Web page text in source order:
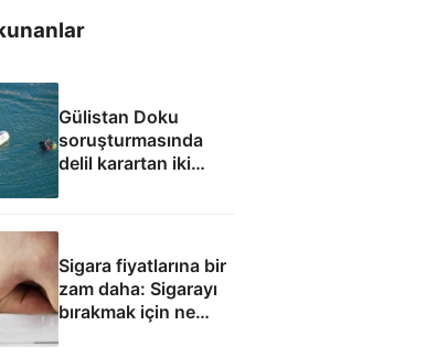
Gülistan Doku
soruşturmasında
delil karartan iki
Sigara fiyatlarına bir
zam daha: Sigarayı
bırakmak için ne